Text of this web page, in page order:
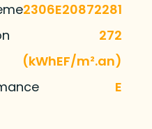
2306E20872281
272
(kWhEF/m².an)
E